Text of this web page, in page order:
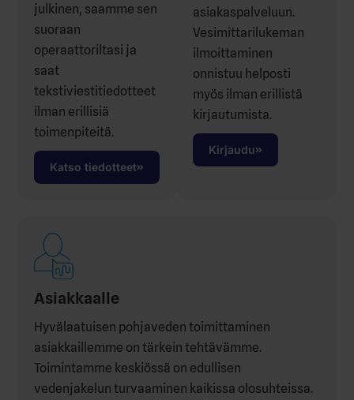
julkinen, saamme sen
suoraan
operaattoriltasi ja
saat
tekstiviestitiedotteet
ilman erillisiä
toimenpiteitä.
Katso tiedotteet
asiakaspalveluun.
Vesimittarilukeman
ilmoittaminen
onnistuu helposti
myös ilman erillistä
kirjautumista.
Kirjaudu
Asiakkaalle
Hyvälaatuisen pohjaveden toimittaminen
asiakkaillemme on tärkein tehtävämme.
Toimintamme keskiössä on edullisen
vedenjakelun turvaaminen kaikissa olosuhteissa.